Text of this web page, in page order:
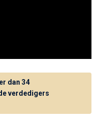
dan 34
verdedigers